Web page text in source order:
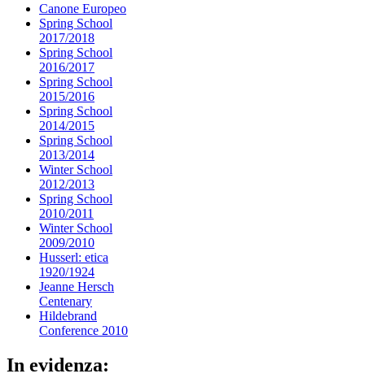
Canone Europeo
Spring School
2017/2018
Spring School
2016/2017
Spring School
2015/2016
Spring School
2014/2015
Spring School
2013/2014
Winter School
2012/2013
Spring School
2010/2011
Winter School
2009/2010
Husserl: etica
1920/1924
Jeanne Hersch
Centenary
Hildebrand
Conference 2010
In evidenza: